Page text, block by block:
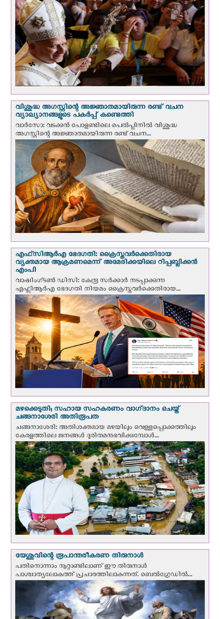
വിശുദ്ധ അഗസ്റ്റിന്റെ അജ്ഞാതമായിരുന്ന രണ്ട് വചന
വ്യാഖ്യാനങ്ങളുടെ പകര്‍പ്പ് കണ്ടെത്തി
വാര്‍സോ: വടക്കൻ പോളണ്ടിലെ പെൽപ്ലിനില്‍ വിശുദ്ധ
അഗസ്റ്റിന്റെ അജ്ഞാതമായിരുന്ന രണ്ട് വചന...
എഫ്‌സി‌ആര്‍‌എ ഭേദഗതി: ക്രൈസ്തവർക്കെതിരായ
വ്യക്തമായ ആക്രമണമെന്ന് അമേരിക്കയിലെ റിപ്പബ്ലിക്കൻ
എംപി
വാഷിംഗ്ടണ്‍ ഡി‌സി: കേന്ദ്ര സർക്കാർ നടപ്പാക്കുന്ന
എഫ്സിആർഎ ഭേദഗതി നിയമം ക്രൈസ്തവർക്കെതിരായ...
മഴക്കെടുതി; സഹായ സഹകരണം വാഗ്‌ദാനം ചെയ്ത്
ചങ്ങനാശേരി അതിരൂപത
ചങ്ങനാശേരി: അതിശക്തമായ മഴയിലും വെള്ളപ്പൊക്കത്തിലും
കേരളത്തിലെ ജനങ്ങൾ ദുരിതമനുഭവിക്കുമ്പോൾ...
യേശുവിന്റെ രൂപാന്തരീകരണ തിരുനാള്‍
പതിനൊന്നാം നൂറ്റാണ്ടിലാണ് ഈ തിരുനാള്‍
പാശ്ചാത്യലോകത്ത് പ്രചാരത്തിലാകുന്നത്. ബെല്‍ഗ്രേഡില്‍...